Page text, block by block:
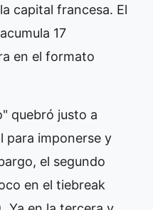
capital francesa. El
17
en el formato
quebró justo a
para imponerse y
el segundo
en el tiebreak